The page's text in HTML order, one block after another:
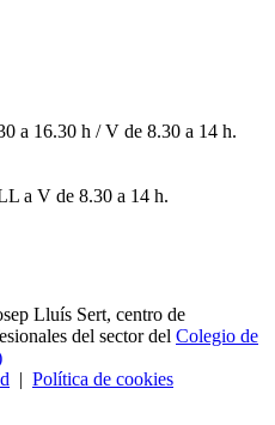
a 16.30 h / V de 8.30 a 14 h.
a V de 8.30 a 14 h.
Lluís Sert, centro de
del sector del Colegio de
| Política de cookies